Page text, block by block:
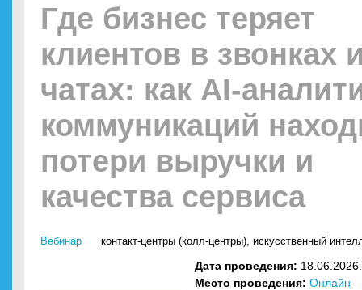
Где бизнес теряет
клиентов в звонках
чатах: как AI-
коммуникаций
потери выручки и
качества сервиса
Вебинар контакт-центры (колл-центры), искусственный
Дата проведения:
Место проведения: Онлайн